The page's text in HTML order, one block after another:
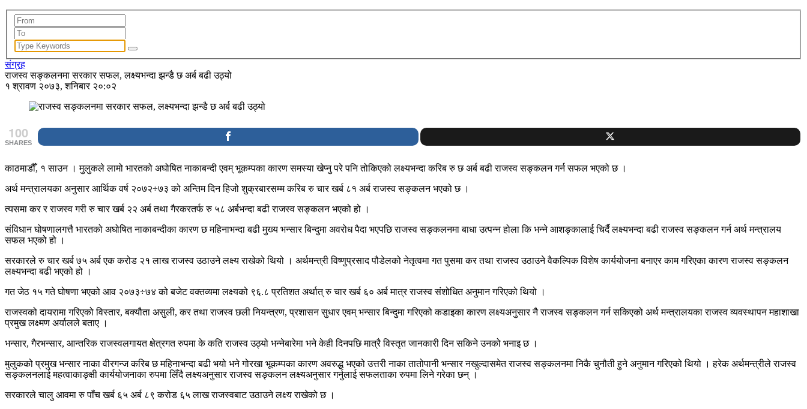
संग्रह
राजस्व सङ्कलनमा सरकार सफल, लक्ष्यभन्दा झन्डै छ अर्ब बढी उठ्यो
१ श्रावण २०७३, शनिबार २०:०२
100
SHARES
काठमाडौँ, १ साउन । मुलुकले लामो भारतको अघोषित नाकाबन्दी एवम् भूकम्पका कारण समस्या खेप्नु परे पनि तोकिएको लक्ष्यभन्दा करिब रु छ अर्ब बढी राजस्व सङ्कलन गर्न सफल भएको छ ।
अर्थ मन्त्रालयका अनुसार आर्थिक वर्ष २०७२÷७३ को अन्तिम दिन हिजो शुक्रबारसम्म करिब रु चार खर्ब ८१ अर्ब राजस्व सङ्कलन भएको छ ।
त्यसमा कर र राजस्व गरी रु चार खर्ब २२ अर्ब तथा गैरकरतर्फ रु ५८ अर्बभन्दा बढी राजस्व सङ्कलन भएको हो ।
संविधान घोषणालगत्तै भारतको अघोषित नाकाबन्दीका कारण छ महिनाभन्दा बढी मुख्य भन्सार बिन्दुमा अवरोध पैदा भएपछि राजस्व सङ्कलनमा बाधा उत्पन्न होला कि भन्ने आशङ्कालाई चिर्दै लक्ष्यभन्दा बढी राजस्व सङ्कलन गर्न अर्थ मन्त्रालय
सफल भएको हो ।
सरकारले रु चार खर्ब ७५ अर्ब एक करोड २१ लाख राजस्व उठाउने लक्ष्य राखेको थियो । अर्थमन्त्री विष्णुप्रसाद पौडेलको नेतृत्वमा गत पुसमा कर तथा राजस्व उठाउने वैकल्पिक विशेष कार्ययोजना बनाएर काम गरिएका कारण राजस्व सङ्कलन
लक्ष्यभन्दा बढी भएको हो ।
गत जेठ १५ गते घोषणा भएको आव २०७३÷७४ को बजेट वक्तव्यमा लक्ष्यको ९६.८ प्रतिशत अर्थात् रु चार खर्ब ६० अर्ब मात्र राजस्व संशोधित अनुमान गरिएको थियो ।
राजस्वको दायरामा गरिएको विस्तार, बक्यौता असुली, कर तथा राजस्व छली नियन्त्रण, प्रशासन सुधार एवम् भन्सार बिन्दुमा गरिएको कडाइका कारण लक्ष्यअनुसार नै राजस्व सङ्कलन गर्न सकिएको अर्थ मन्त्रालयका राजस्व व्यवस्थापन महाशाखा
प्रमुख लक्ष्मण अर्यालले बताए ।
भन्सार, गैरभन्सार, आन्तरिक राजस्वलगायत क्षेत्रगत रुपमा के कति राजस्व उठ्यो भन्नेबारेमा भने केही दिनपछि मात्रै विस्तृत जानकारी दिन सकिने उनको भनाइ छ ।
मुलुकको प्रमुख भन्सार नाका वीरगन्ज करिब छ महिनाभन्दा बढी भयो भने गोरखा भूकम्पका कारण अवरुद्ध भएको उत्तरी नाका तातोपानी भन्सार नखुल्दासमेत राजस्व सङ्कलनमा निकै चुनौती हुने अनुमान गरिएको थियो । हरेक अर्थमन्त्रीले राजस्व
सङ्कलनलाई महत्वाकाङ्क्षी कार्ययोजनाका रुपमा लिँदै लक्ष्यअनुसार राजस्व सङ्कलन लक्ष्यअनुसार गर्नुलाई सफलताका रुपमा लिने गरेका छन् ।
सरकारले चालु आवमा रु पाँच खर्ब ६५ अर्ब ८९ करोड ६५ लाख राजस्वबाट उठाउने लक्ष्य राखेको छ ।